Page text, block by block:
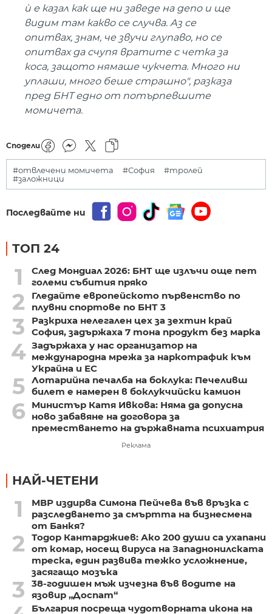
ѝ е казал как ще ни заведе на депо и ще
видим там какво се случва. Аз се
опитвах, знам, че звучи глупаво, но се
опитвах да счупя вратите с четка за
коса, защото нямаше чукчета. Много ни
уплаши, много беше страшно", разказа
пред БНТ едно от потърпевшите
момичета.
Сподели
#отвлечени момичета #София
#тролей
#заложници
Последвайте ни
ТОП 24
1
След Мондиал 2026: БНТ ще излъчи още пет
големи събития пряко
2
Гледайте европейското първенство по
плувни спортове по БНТ 3
3
Разкриха нелегален цех за зехтин край
София, задържаха 7 тона продукт без марка
4 Задържаха у нас организатор на
международна мрежа за наркотрафик към
Украйна и ЕС
5 Лотарийна печалба на боклука: Печеливш
билет е намерен в боклукчийски камион
6
Министър Катя Ивкова: Няма да допусна
ново забавяне на договора за
преместването на държавната психиатрия
Реклама
НАЙ-ЧЕТЕНИ
1
МВР издирва Симона Пейчева във връзка с
разследването за смъртта на бизнесмена
от Банкя?
2
Тодор Кантарджиев: Ако 200 души са ухапани
от комар, носещ вируса на Западнонилската
треска, един развива тежко усложнение,
засягащо мозъка
3
38-годишен мъж изчезна във водите на
язовир „Доспат“
България посреща чудотворната икона на